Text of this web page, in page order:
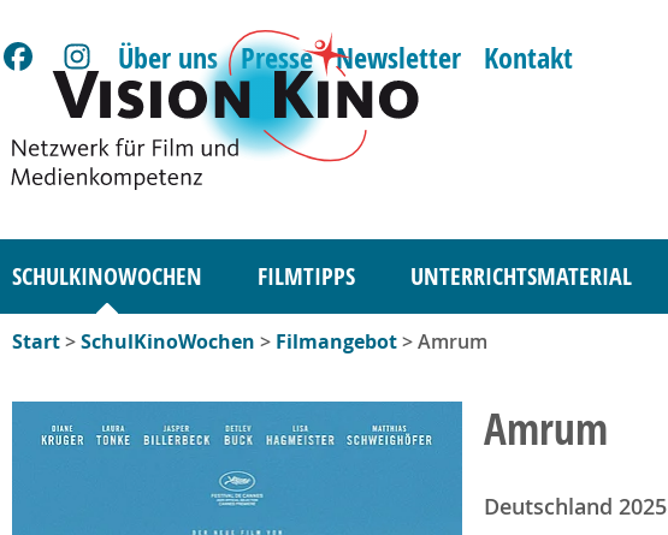
Über uns Presse Newsletter Kontakt
SCHULKINOWOCHEN FILMTIPPS UNTERRICHTSMATERIAL
Start>SchulKinoWochen > Filmangebot> Amrum
Amrum
Deutschland 2025